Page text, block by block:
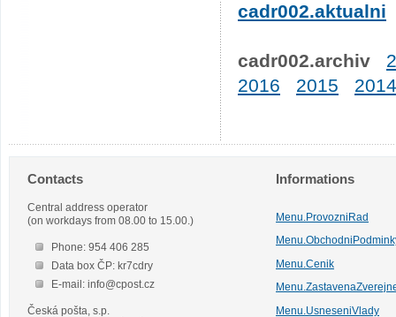
cadr002.aktualni
cadr002.archiv
2016
2015 2014
Contacts
Central address operator
(on workdays from 08.00 to 15.00.)
Phone: 954 406 285
Data box ČP: kr7cdry
E-mail: info@cpost.cz
Česká pošta, s.p.
Informations
Menu.ProvozniRad
Menu.Cenik
Menu.UsneseniVlady